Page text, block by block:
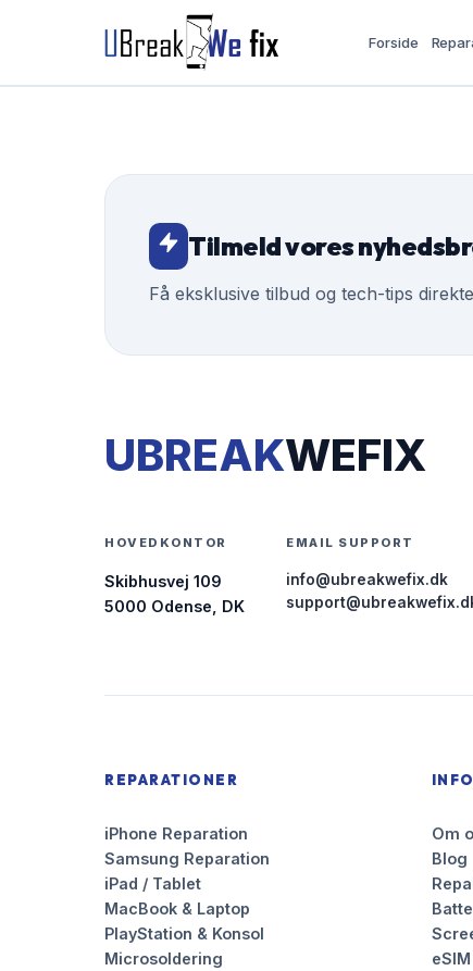
Forside
Tilmeld vores
Få eksklusive tilbud og tech-tips
UBREAKWEFIX
HOVEDKONTOR
Skibhusvej 109
5000 Odense, DK
EMAIL SUPPORT
info@ubreakwefix.dk
REPARATIONER
iPhone Reparation
Samsung Reparation
iPad / Tablet
MacBook & Laptop
PlayStation & Konsol
Microsoldering
Om
Blog